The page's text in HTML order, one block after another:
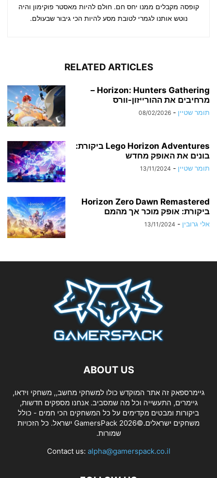
קופסה מקבלים ממנו יחס חם. חולם להיות מאסטר פוקימון והיה
נוטש אותנו לגמרי לטובת מסע להיות הכי גיבור שבעולם.
RELATED ARTICLES
Horizon: Hunters Gathering –
מרחיבים את ההורייזון-וורס
תומר שטיין -
08/02/2026
Lego Horizon Adventures ביקורת:
בונים את האופק מחדש
תומר שטיין -
13/11/2024
Horizon Zero Dawn Remastered
ביקורת: אופק מוכר אך מהמם
אלי גרובין -
13/11/2024
ABOUT US
גיימרספאק זה אתר המוקדש כולו למשחקי מחשב,, משחקי וידאו,
גיימרים, התעשייה וכל מה שמסביב. אנחנו מספקים חדשות,
ביקורות ומבטים מקדימים על כל המשחקים הכי חמים - כולל
משחקים ישראלים.©2026 GamersPack ישראל. כל הזכויות
שמורות.
Contact us: alpha@gamerspack.co.il